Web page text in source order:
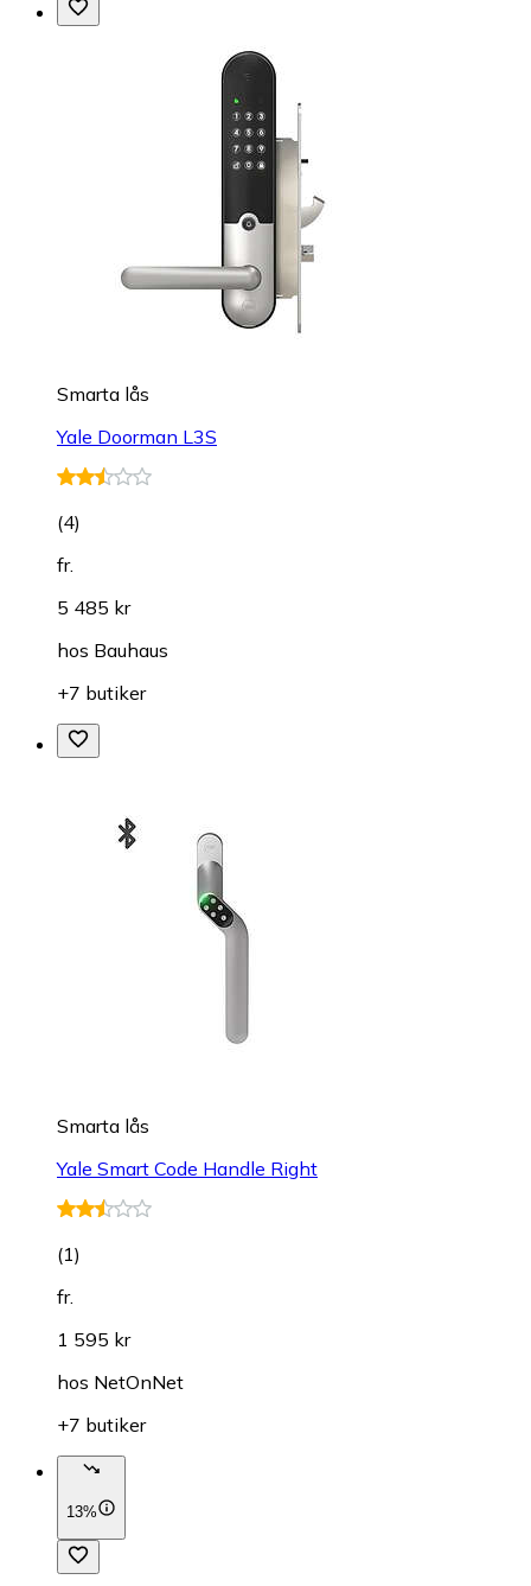
Smarta lås
Yale Doorman L3S
(4)
fr.
5 485 kr
hos Bauhaus
+7 butiker
Smarta lås
Yale Smart Code Handle Right
(1)
fr.
1 595 kr
hos NetOnNet
+7 butiker
13%